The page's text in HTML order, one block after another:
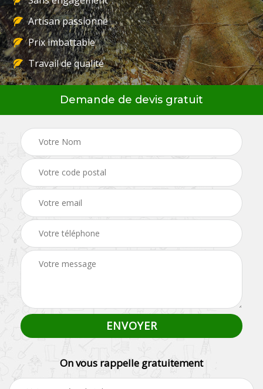
Artisan passionné
Prix imbattable
Travail de qualité
Demande de devis gratuit
On vous rappelle gratuitement